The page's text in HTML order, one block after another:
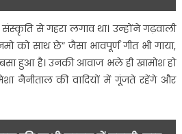
से गहरा लगाव था। उन्होंने गढ़वाली
को साथ छे” जैसा भावपूर्ण गीत भी गाया,
हुआ है। उनकी आवाज भले ही खामोश हो
नैनीताल की वादियों में गूंजते रहेंगे और